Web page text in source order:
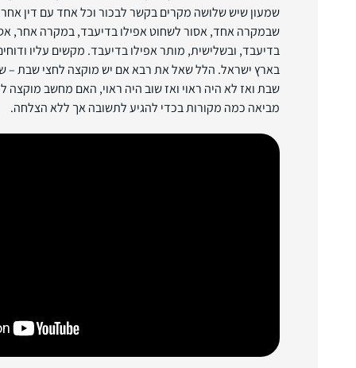
שמעון שיש שלושה מקרים בקשר לבכור וכל אחד עם דין
שבמקרה אחד, אסור לשחוט אפילו בדיעבד, במקרה אחר,
בדיעבד, ובשלישית, מותר אפילו בדיעבד. מקשים עליו
בארץ ישראל. הלל שאל את רבא אם יש מוקצה לחצי שבת –
שבת ואז לא היה ראוי ואז שוב היה ראוי, האם מחשב
מביאה כמה מקורות בכדי להגיע לתשובה אך ללא הצלחה.